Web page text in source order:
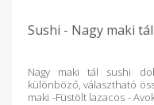
Sushi - Nagy maki tál
Nagy maki tál sushi
különböző, választható
maki -Füstölt lazacos -